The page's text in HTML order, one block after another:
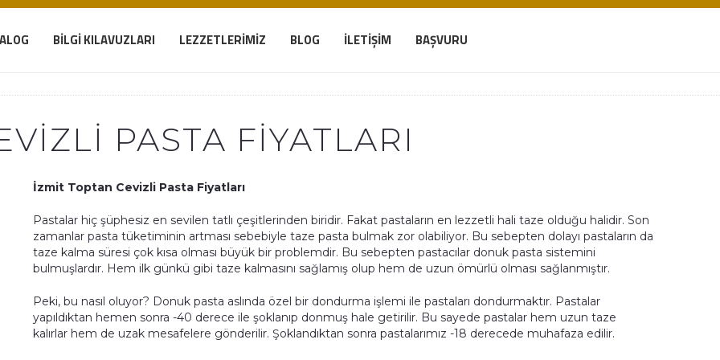
BILGI KILAVUZLARI LEZZETLERIMIZ BLOG İLETIŞIM BAŞVURU
PASTA FIYATLARI
İzmit Toptan Cevizli Pasta Fiyatları
Pastalar hiç şüphesiz en sevilen tatlı çeşitlerinden biridir. Fakat pastaların en lezzetli hali taze olduğu halidir. Son
zamanlar pasta tüketiminin artması sebebiyle taze pasta bulmak zor olabiliyor. Bu sebepten dolayı pastaların da
taze kalma süresi çok kısa olması büyük bir problemdir. Bu sebepten pastacılar donuk pasta sistemini
bulmuşlardır. Hem ilk günkü gibi taze kalmasını sağlamış olup hem de uzun ömürlü olması sağlanmıştır.
Peki, bu nasıl oluyor? Donuk pasta aslında özel bir dondurma işlemi ile pastaları dondurmaktır. Pastalar
yapıldıktan hemen sonra -40 derece ile şoklanıp donmuş hale getirilir. Bu sayede pastalar hem uzun taze
kalırlar hem de uzak mesafelere gönderilir. Şoklandıktan sonra pastalarımız -18 derecede muhafaza edilir.